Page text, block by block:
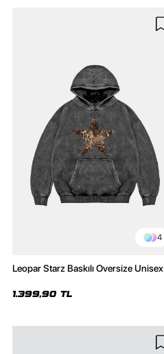
4
Leopar Starz Baskılı Oversize Unisex
1.399,90 TL